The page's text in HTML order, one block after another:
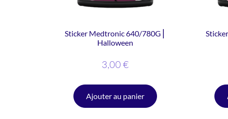
Sticker Medtronic 640/780G ⎜
Halloween
3,00 €
Ajouter au panier